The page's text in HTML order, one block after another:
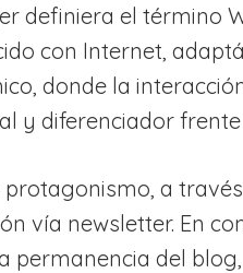
definiera el término
con Internet,
donde la
y diferenciador
a
vía newsletter. En
permanencia del